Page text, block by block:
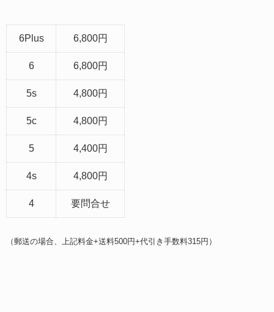
6Plus 6,800円
6 6,800円
5s 4,800円
5c 4,800円
5 4,400円
4s 4,800円
4 要問合せ
（郵送の場合、上記料金+送料500円+代引き手数料315円）